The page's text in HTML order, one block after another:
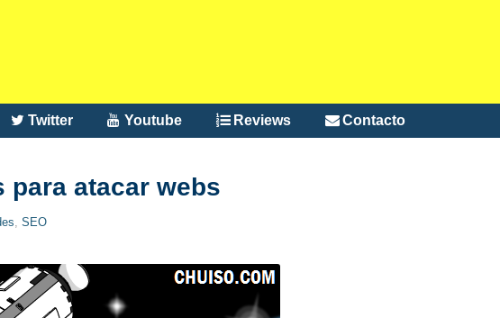
Twitter Youtube Reviews Contacto
para atacar webs
, SEO